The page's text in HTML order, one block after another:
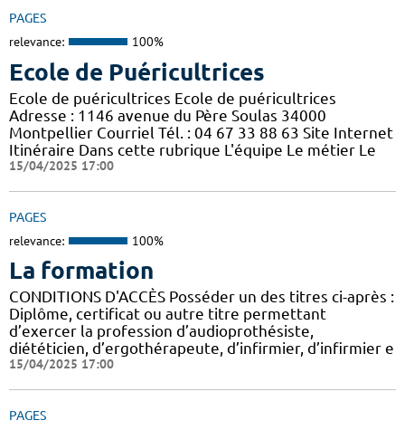
PAGES
relevance: 100%
Ecole de Puéricultrices
Ecole de puéricultrices Ecole de puéricultrices
Adresse : 1146 avenue du Père Soulas 34000
Montpellier Courriel Tél. : 04 67 33 88 63 Site Internet
Itinéraire Dans cette rubrique L'équipe Le métier Le
15/04/2025 17:00
PAGES
relevance: 100%
La formation
CONDITIONS D'ACCÈS Posséder un des titres ci-après :
Diplôme, certificat ou autre titre permettant
d’exercer la profession d’audioprothésiste,
diététicien, d’ergothérapeute, d’infirmier, d’infirmier e
15/04/2025 17:00
PAGES